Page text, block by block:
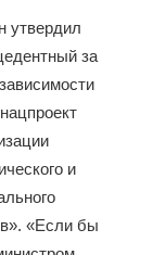
утвердил
за
и
«Если бы